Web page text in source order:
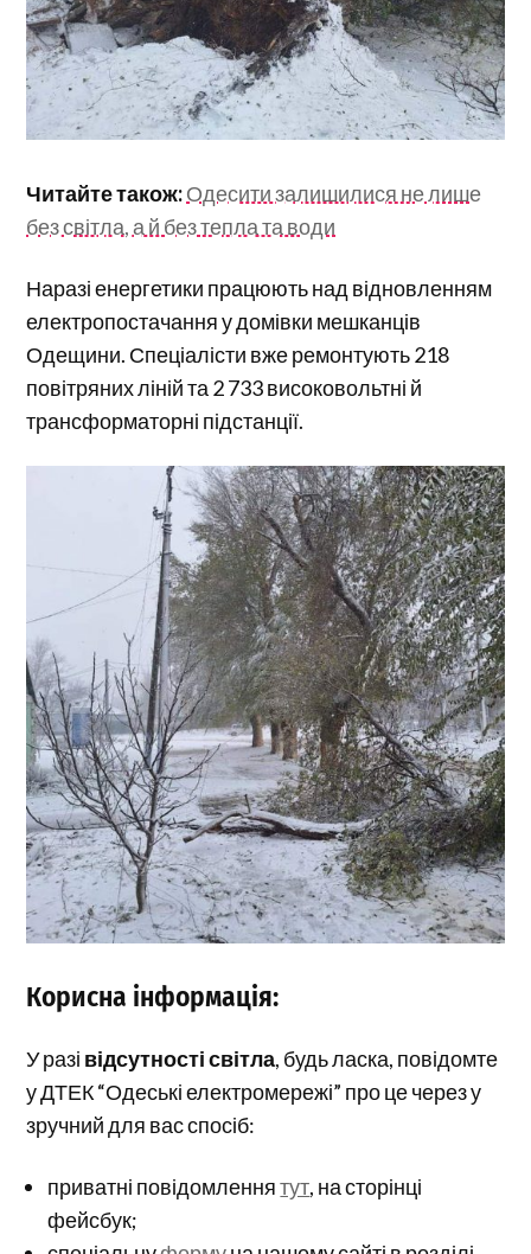
Читайте також:Одесити залишилися не лише
без світла, а й без тепла та води
Наразі енергетики працюють над відновленням
електропостачання у домівки мешканців
Одещини. Спеціалісти вже ремонтують 218
повітряних ліній та 2 733 високовольтні й
трансформаторні підстанції.
Корисна інформація:
У разі відсутності світла, будь ласка, повідомте
у ДТЕК “Одеські електромережі” про це через у
зручний для вас спосіб:
приватні повідомленнятут, на сторінці
фейсбук;